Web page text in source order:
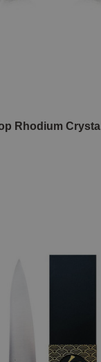
Rhodium Crystal